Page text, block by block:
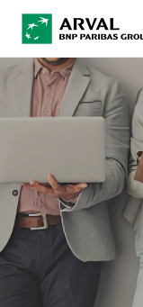
Aller au contenu
À PROPOS
DÉVELOPPEMENT
DEBT INVESTORS
CAREERS